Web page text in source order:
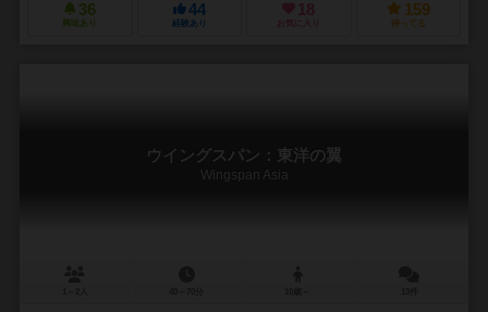
36
興味あり
44
経験あり
18
お気に入り
159
持ってる
ウイングスパン：東洋の翼
Wingspan Asia